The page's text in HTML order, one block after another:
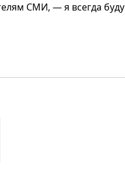
СМИ, — я всегда буду